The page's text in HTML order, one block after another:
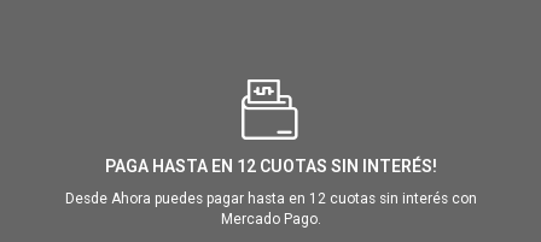
PAGA HASTA EN 12 CUOTAS SIN INTERÉS!
Desde Ahora puedes pagar hasta en 12 cuotas sin interés con
Mercado Pago.